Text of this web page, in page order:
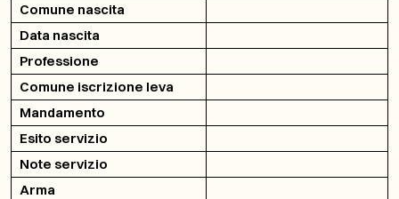
Comune nascita
Data nascita
Professione
Comune iscrizione leva
Mandamento
Esito servizio
Note servizio
Arma